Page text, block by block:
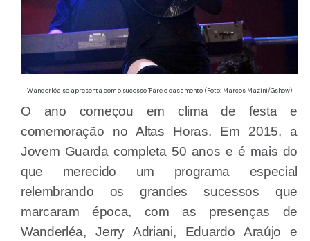
Wanderléa se apresenta com o sucesso 'Pare o casamento' (Foto: Marcos Mazini/Gshow)
O ano começou em clima de festa e
comemoração no Altas Horas. Em 2015, a
Jovem Guarda completa 50 anos e é mais do
que merecido um programa especial
relembrando os grandes sucessos que
marcaram época, com as presenças de
Wanderléa, Jerry Adriani, Eduardo Araújo e